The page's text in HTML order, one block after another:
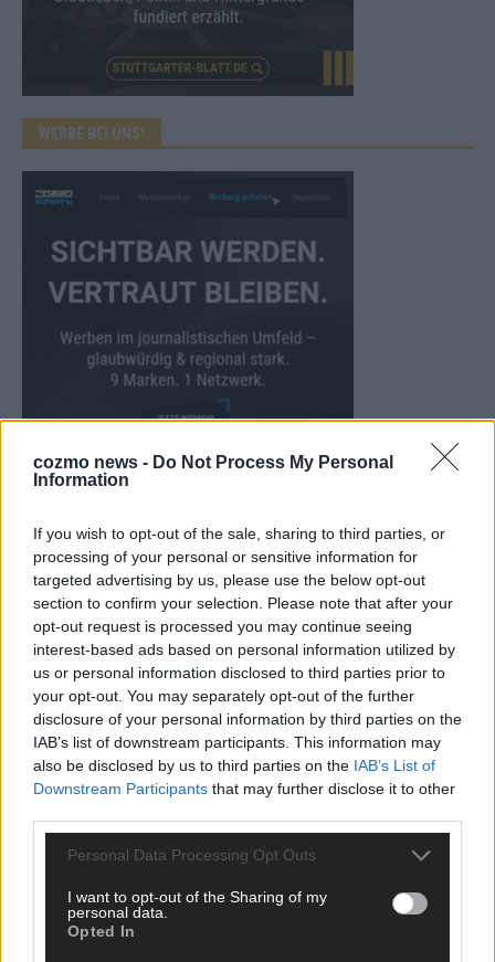
cozmo news - Do Not Process My Personal
Information
If you wish to opt-out of the sale, sharing to third parties, or
processing of your personal or sensitive information for
targeted advertising by us, please use the below opt-out
section to confirm your selection. Please note that after your
opt-out request is processed you may continue seeing
interest-based ads based on personal information utilized by
us or personal information disclosed to third parties prior to
your opt-out. You may separately opt-out of the further
disclosure of your personal information by third parties on the
IAB’s list of downstream participants. This information may
also be disclosed by us to third parties on the IAB’s List of
Downstream Participants that may further disclose it to other
Personal Data Processing Opt Outs
I want to opt-out of the Sharing of my
personal data.
Opted In
WERBE BEI UNS!
CHECK UNS AUF FACEBOOK